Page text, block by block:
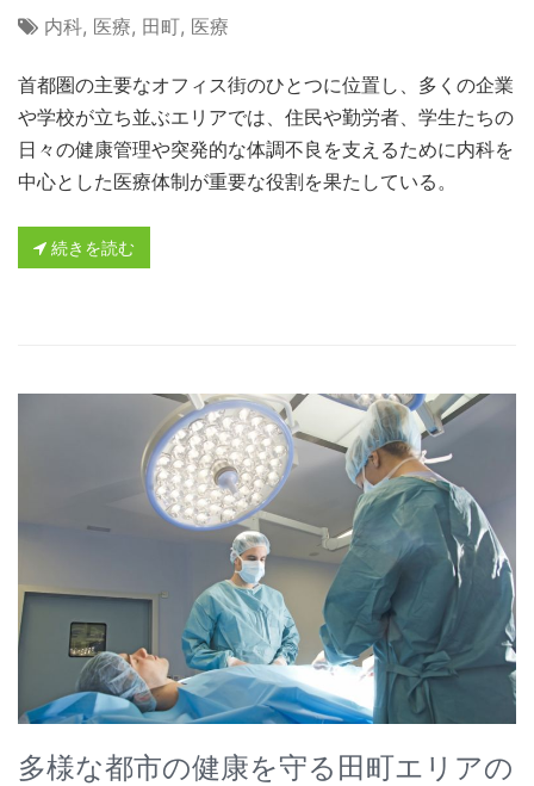
内科, 医療, 田町, 医療
首都圏の主要なオフィス街のひとつに位置し、多くの企業
や学校が立ち並ぶエリアでは、住民や勤労者、学生たちの
日々の健康管理や突発的な体調不良を支えるために内科を
中心とした医療体制が重要な役割を果たしている。
続きを読む
多様な都市の健康を守る田町エリアの